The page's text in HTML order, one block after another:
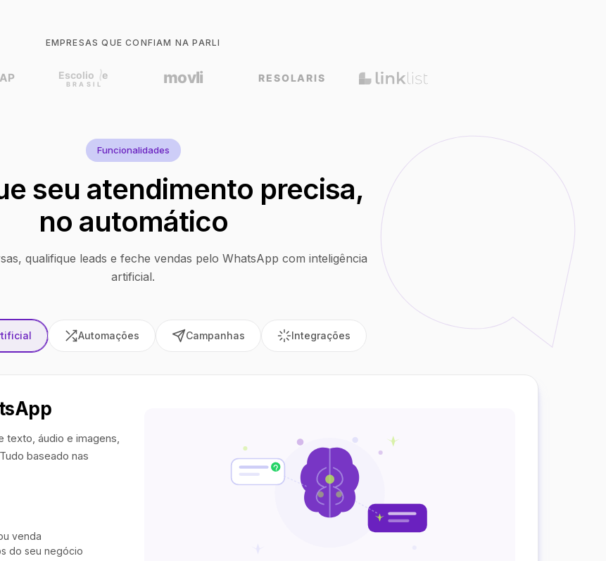
EMPRESAS QUE CONFIAM NA PARLI
Funcionalidades
seu atendimento precisa,
no automático
qualifique leads e feche vendas pelo WhatsApp com inteligência
artificial.
Automações Campanhas Integrações
texto, áudio e imagens,
baseado nas
venda
do seu negócio